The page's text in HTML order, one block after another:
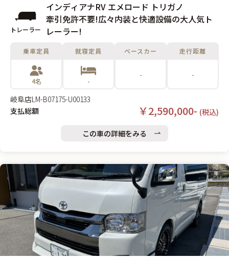
トレーラー
インディアナRV エメロード トリガノ
牽引免許不要!広々内装と快適設備の大人気ト
レーラー!
乗車定員
4名
就寝定員
-
ベースカー
-
走行距離
-
岐阜店LM-B07175-U00133
支払総額
￥2,590,000- (税込)
この車の詳細をみる